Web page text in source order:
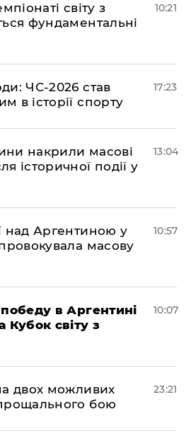
світу з
фундаментальні
10:21
ЧС-2026 став
в історії спорту
17:23
накрили масові
історичної події у
13:04
над Аргентиною у
масову
10:57
в Аргентині
Кубок світу з
10:07
двох можливих
бою
23:21